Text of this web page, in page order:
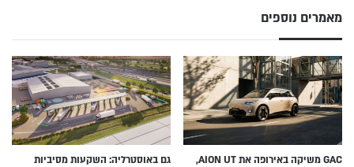
מאמרים נוספים
GAC משיקה באירופה את AION UT,
גם באוסטרליה: השקעות מסיביות